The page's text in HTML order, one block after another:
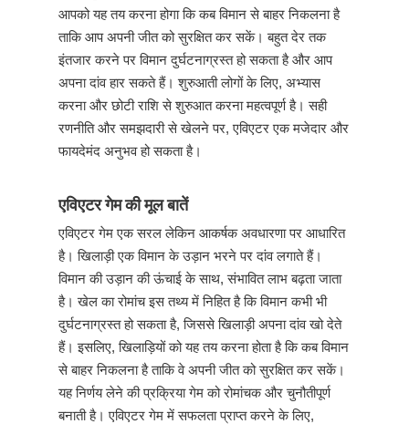
आपको यह तय करना होगा कि कब विमान से बाहर निकलना है
ताकि आप अपनी जीत को सुरक्षित कर सकें। बहुत देर तक
इंतजार करने पर विमान दुर्घटनाग्रस्त हो सकता है और आप
अपना दांव हार सकते हैं। शुरुआती लोगों के लिए, अभ्यास
करना और छोटी राशि से शुरुआत करना महत्वपूर्ण है। सही
रणनीति और समझदारी से खेलने पर, एविएटर एक मजेदार और
फायदेमंद अनुभव हो सकता है।
एविएटर गेम की मूल बातें
एविएटर गेम एक सरल लेकिन आकर्षक अवधारणा पर आधारित
है। खिलाड़ी एक विमान के उड़ान भरने पर दांव लगाते हैं।
विमान की उड़ान की ऊंचाई के साथ, संभावित लाभ बढ़ता जाता
है। खेल का रोमांच इस तथ्य में निहित है कि विमान कभी भी
दुर्घटनाग्रस्त हो सकता है, जिससे खिलाड़ी अपना दांव खो देते
हैं। इसलिए, खिलाड़ियों को यह तय करना होता है कि कब विमान
से बाहर निकलना है ताकि वे अपनी जीत को सुरक्षित कर सकें।
यह निर्णय लेने की प्रक्रिया गेम को रोमांचक और चुनौतीपूर्ण
बनाती है। एविएटर गेम में सफलता प्राप्त करने के लिए,